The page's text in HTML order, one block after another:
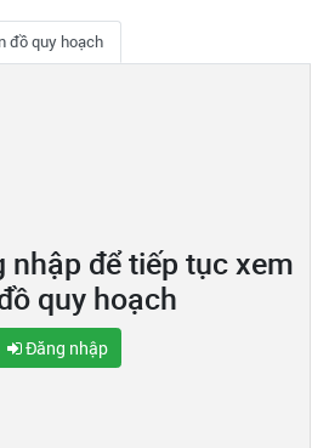
đồ quy hoạch
nhập để tiếp tục xem
quy hoạch
Đăng nhập